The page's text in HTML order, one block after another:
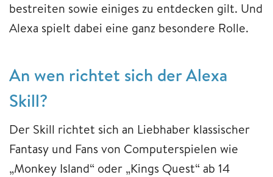
bestreiten sowie einiges zu entdecken gilt. Und
Alexa spielt dabei eine ganz besondere Rolle.
An wen richtet sich der Alexa
Skill?
Der Skill richtet sich an Liebhaber klassischer
Fantasy und Fans von Computerspielen wie
„Monkey Island“ oder „Kings Quest“ ab 14